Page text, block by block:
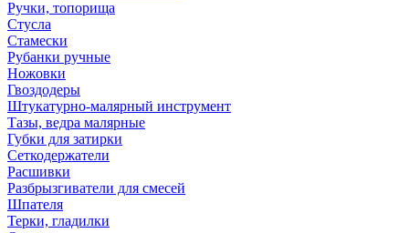
Ручки, топорища
Стусла
Стамески
Рубанки ручные
Ножовки
Гвоздодеры
Штукатурно-малярный инструмент
Тазы, ведра малярные
Губки для затирки
Сеткодержатели
Расшивки
Разбрызгиватели для смесей
Шпателя
Терки, гладилки